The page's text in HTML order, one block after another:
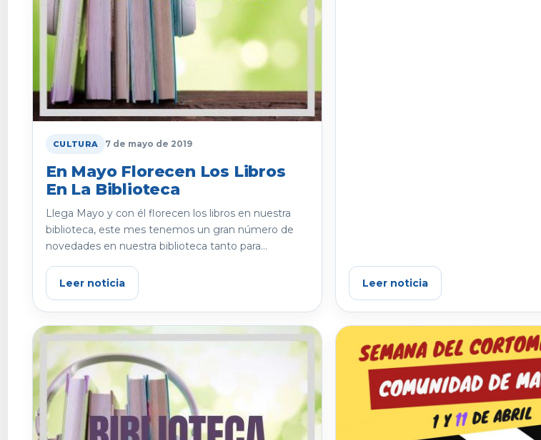
CULTURA 7 de mayo de 2019
En Mayo Florecen Los Libros
En La Biblioteca
Llega Mayo y con él florecen los libros en nuestra
biblioteca, este mes tenemos un gran número de
novedades en nuestra biblioteca tanto para...
Leer noticia Leer noticia